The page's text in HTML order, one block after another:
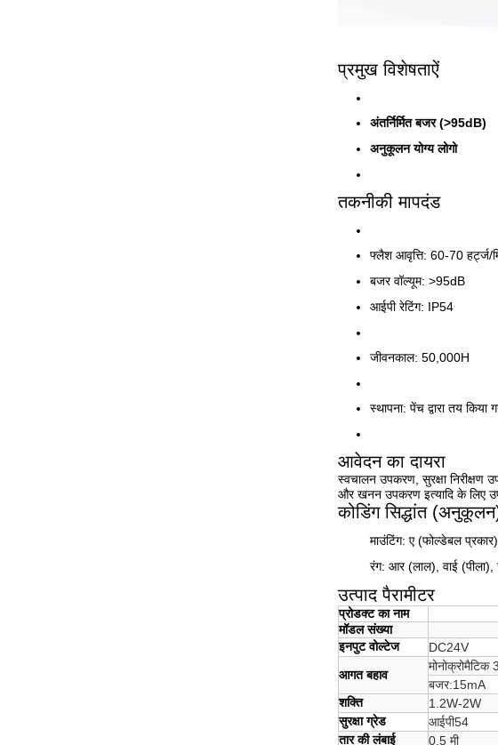
प्रमुख विशेषताऐं
अंतर्निर्मित बजर (>95dB)
अनुकूलन योग्य लोगो
तकनीकी मापदंड
फ्लैश आवृत्ति: 60-70 हर्ट्ज/
बजर वॉल्यूम: >95dB
आईपी ​​रेटिंग: IP54
जीवनकाल: 50,000H
स्थापना: पेंच द्वारा तय किया
आवेदन का दायरा
स्वचालन उपकरण, सुरक्षा निरीक्षण
और खनन उपकरण इत्यादि के लिए
कोडिंग सिद्धांत
माउंटिंग: ए (फोल्डेबल प्रकार)
रंग: आर (लाल), वाई (पीला),
उत्पाद पैरामीटर
प्रोडक्ट का नाम
मॉडल संख्या
इनपुट वोल्टेज
DC24V
आगत बहाव
बजर:15mA
शक्ति
1.2W-2W
सुरक्षा ग्रेड
आईपी54
तार की लंबाई
0.5 मी